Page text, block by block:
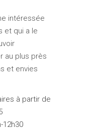
intéressée
et qui a le
au plus près
et envies
à partir de
12h30